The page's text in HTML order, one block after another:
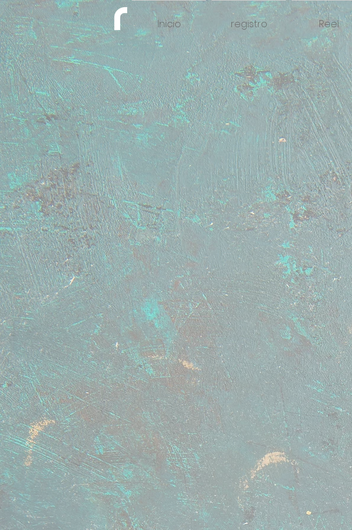
Inicio registro Reel